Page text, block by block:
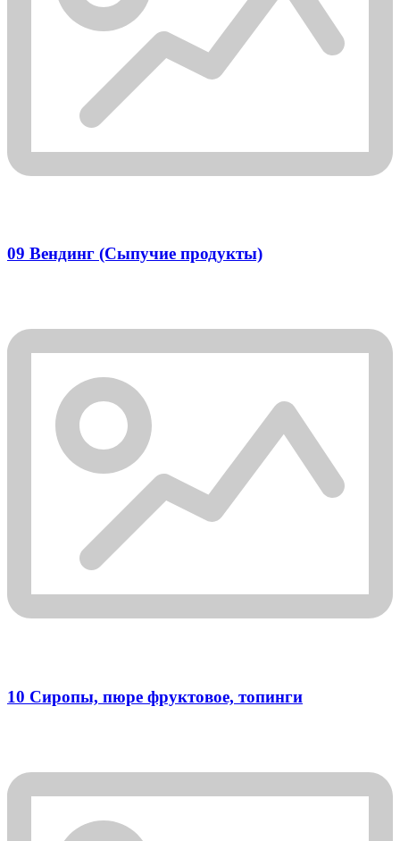
09 Вендинг (Сыпучие продукты)
10 Сиропы, пюре фруктовое, топинги